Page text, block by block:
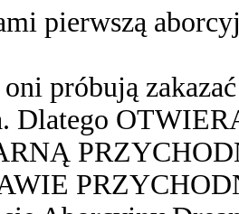
pierwszą
próbują
Dlatego